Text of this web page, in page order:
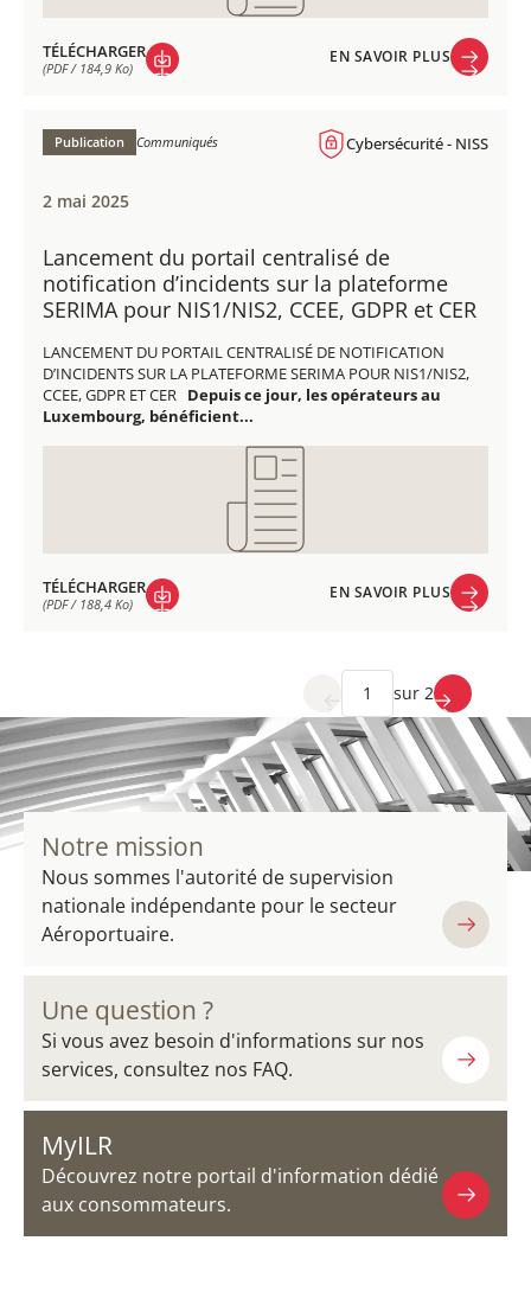
TÉLÉCHARGER
(PDF / 184,9 Ko)
(PDF / 184,9 Ko)
EN SAVOIR PLUS
Publication Communiqués Cybersécurité - NISS
2 mai 2025
Lancement du portail centralisé de
notification d’incidents sur la plateforme
SERIMA pour NIS1/NIS2, CCEE, GDPR et CER
LANCEMENT DU PORTAIL CENTRALISÉ DE NOTIFICATION
D’INCIDENTS SUR LA PLATEFORME SERIMA POUR NIS1/NIS2,
CCEE, GDPR ET CER Depuis ce jour, les opérateurs au
Luxembourg, bénéficient...
TÉLÉCHARGER
(PDF / 188,4 Ko)
EN SAVOIR PLUS
sur 2
Notre mission
Nous sommes l'autorité de supervision
nationale indépendante pour le secteur
Aéroportuaire.
Une question ?
Si vous avez besoin d'informations sur nos
services, consultez nos FAQ.
MyILR
Découvrez notre portail d'information dédié
aux consommateurs.